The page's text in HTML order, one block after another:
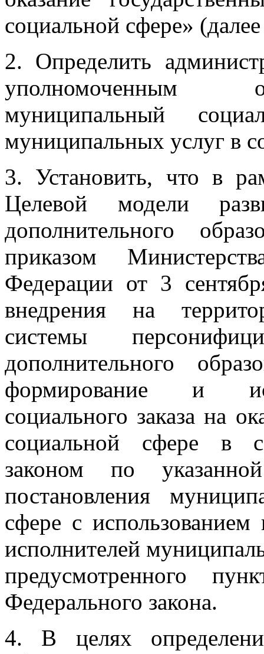
социальной сфере»
2. Определить
уполномоченным
муниципальный
муниципальных услуг в
3. Установить, что в
Целевой модели
дополнительного
приказом
Федерации от 3
внедрения на
системы
дополнительного
формирование и
социального заказа на
социальной сфере в
законом по
постановления
сфере с использованием
исполнителей
предусмотренного
Федерального закона.
4. В целях